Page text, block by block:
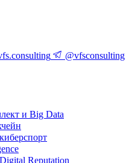
@vfsconsulting
и Big Data
Reputation